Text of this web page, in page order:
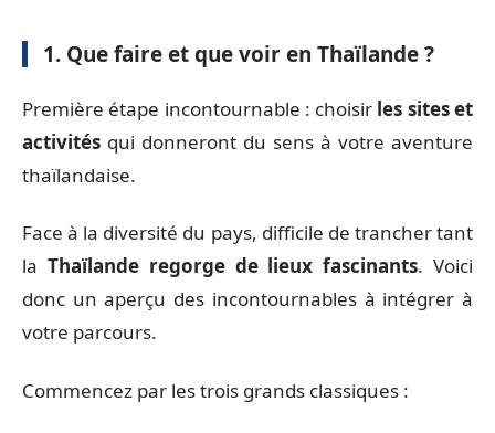
1. Que faire et que voir en Thaïlande ?
Première étape incontournable : choisir les sites et
activités qui donneront du sens à votre aventure
thaïlandaise.
Face à la diversité du pays, difficile de trancher tant
la Thaïlande regorge de lieux fascinants. Voici
donc un aperçu des incontournables à intégrer à
votre parcours.
Commencez par les trois grands classiques :